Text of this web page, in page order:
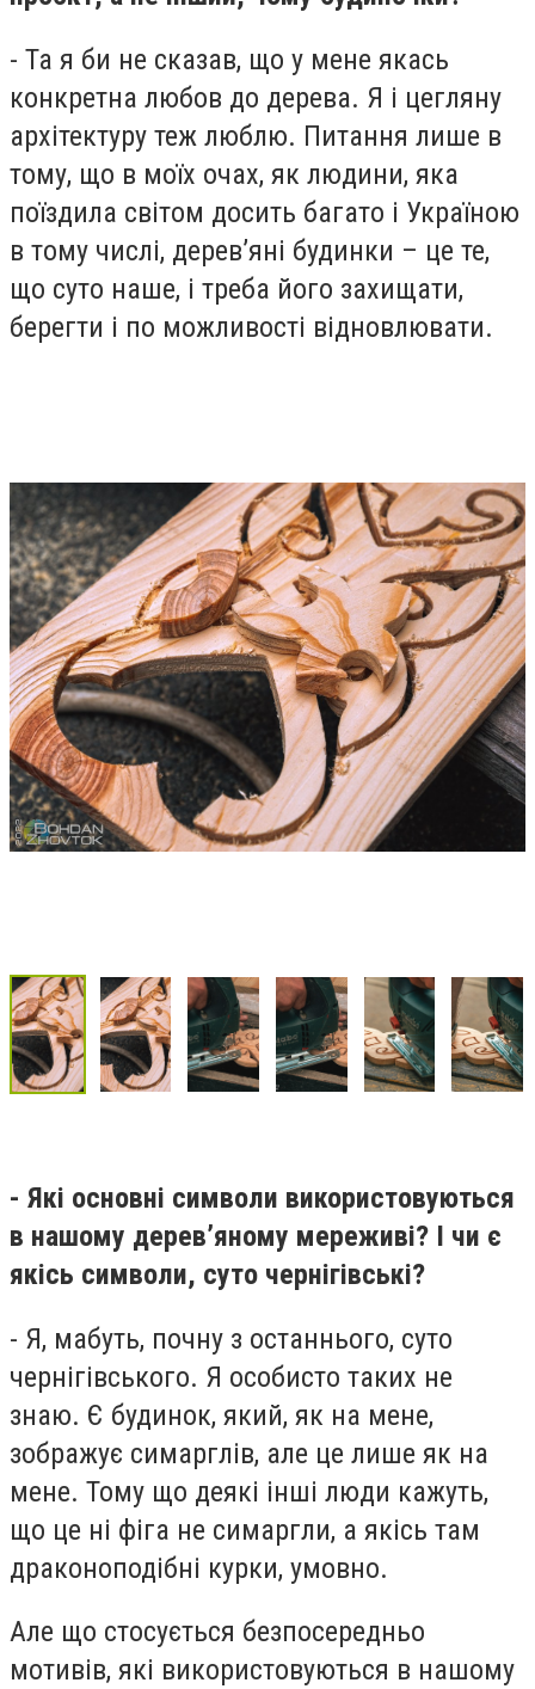
- Та я би не сказав, що у мене якась
конкретна любов до дерева. Я і цегляну
архітектуру теж люблю. Питання лише в
тому, що в моїх очах, як людини, яка
поїздила світом досить багато і Україною
в тому числі, дерев’яні будинки – це те,
що суто наше, і треба його захищати,
берегти і по можливості відновлювати.
- Які основні символи використовуються
в нашому деревʼяному мереживі? І чи є
якісь символи, суто чернігівські?
- Я, мабуть, почну з останнього, суто
чернігівського. Я особисто таких не
знаю. Є будинок, який, як на мене,
зображує симарглів, але це лише як на
мене. Тому що деякі інші люди кажуть,
що це ні фіга не симаргли, а якісь там
драконоподібні курки, умовно.
Але що стосується безпосередньо
мотивів, які використовуються в нашому